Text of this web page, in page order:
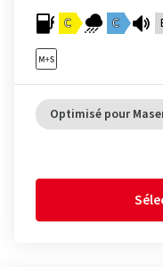
C C
Optimisé pour